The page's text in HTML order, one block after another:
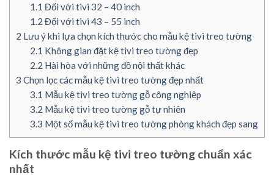
1.1 Đối với tivi 32 – 40 inch
1.2 Đối với tivi 43 – 55 inch
2 Lưu ý khi lựa chọn kích thước cho mẫu kệ tivi treo tường
2.1 Không gian đặt kệ tivi treo tường đẹp
2.2 Hài hòa với những đồ nội thất khác
3 Chọn lọc các mẫu kệ tivi treo tường đẹp nhất
3.1 Mẫu kệ tivi treo tường gỗ công nghiệp
3.2 Mẫu kệ tivi treo tường gỗ tự nhiên
3.3 Một số mẫu kệ tivi treo tường phòng khách đẹp sang
Kích thước mẫu kệ tivi treo tường chuẩn xác
nhất